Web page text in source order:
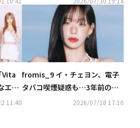
Vita
エネ
よう
11:40
fromis_9 イ・チェヨン、電子
タバコ喫煙疑惑も…3年前の議
論に自ら言及（動画あり）
2026/07/18 17:10